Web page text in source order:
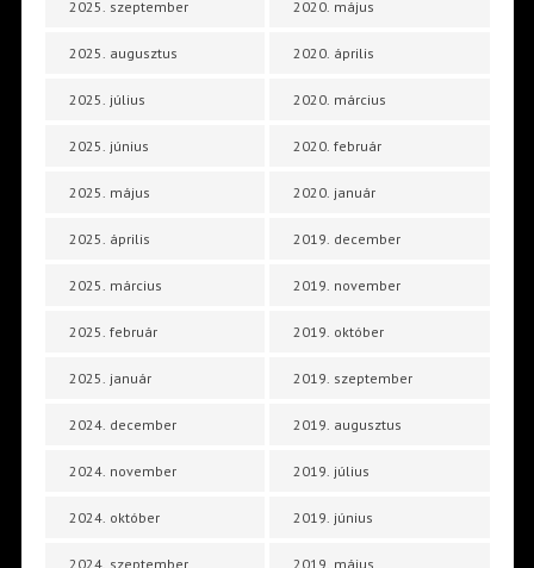
2025. szeptember
2025. augusztus
2025. július
2025. június
2025. május
2025. április
2025. március
2025. február
2025. január
2024. december
2024. november
2024. október
2024. szeptember
2020. május
2020. április
2020. március
2020. február
2020. január
2019. december
2019. november
2019. október
2019. szeptember
2019. augusztus
2019. július
2019. június
2019. május